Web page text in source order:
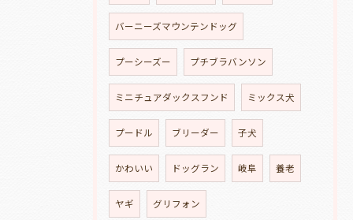
バーニーズマウンテンドッグ
プーシーズー プチブラバンソン
ミニチュアダックスフンド ミックス犬
プードル ブリーダー 子犬
かわいい ドッグラン 岐阜 養老
ヤギ グリフォン